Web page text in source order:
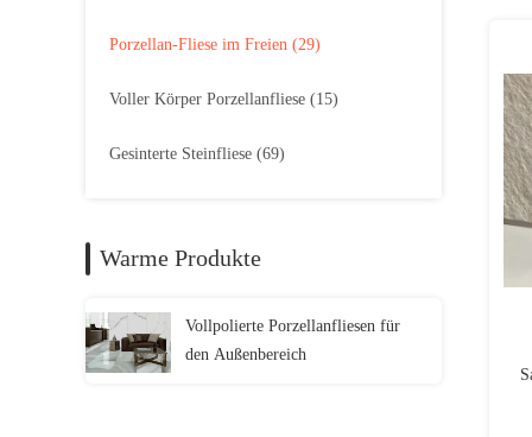
Porzellan-Fliese im Freien (29)
Voller Körper Porzellanfliese (15)
Gesinterte Steinfliese (69)
Warme Produkte
Vollpolierte Porzellanfliesen für
den Außenbereich